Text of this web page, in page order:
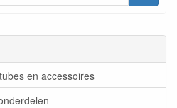
en accessoires